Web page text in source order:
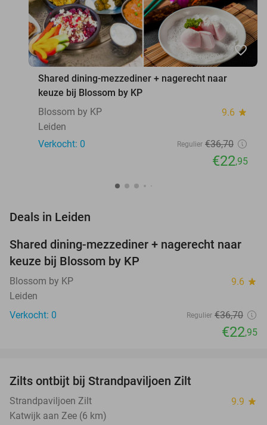
favorite_border
Shared dining-mezzediner + nagerecht naar
keuze bij Blossom by KP
Blossom by KP
9.6 star
Leiden
Verkocht: 0
Regulier €36,70
€22,95
Deals in Leiden
37%
TODAY
Shared dining-mezzediner + nagerecht naar
keuze bij Blossom by KP
Blossom by KP 9.6 star
Leiden
Verkocht: 0
Regulier €36,70
€22,95
Zilts ontbijt bij Strandpaviljoen Zilt
Strandpaviljoen Zilt 9.9 star
Katwijk aan Zee (6 km)